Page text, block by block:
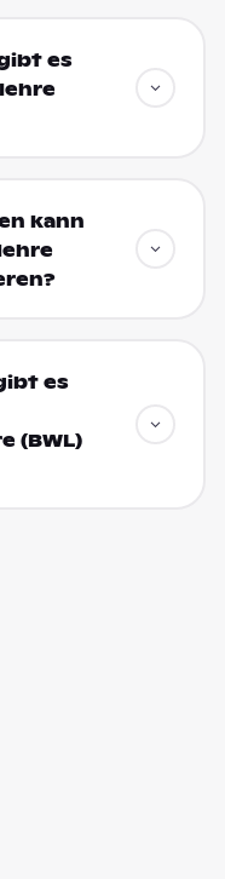
es
kann
es
(BWL)